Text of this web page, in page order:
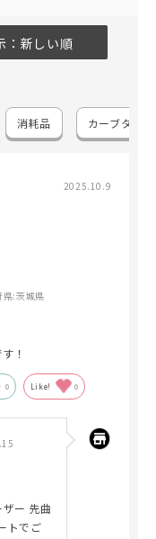
：新しい順
消耗品 カーブタイプ
2025.10.9
県:茨城県
！
0 Like! 0
ー 先曲
トでご